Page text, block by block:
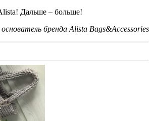
Дальше – больше!
основатель бренда Alista Bags&Accessories